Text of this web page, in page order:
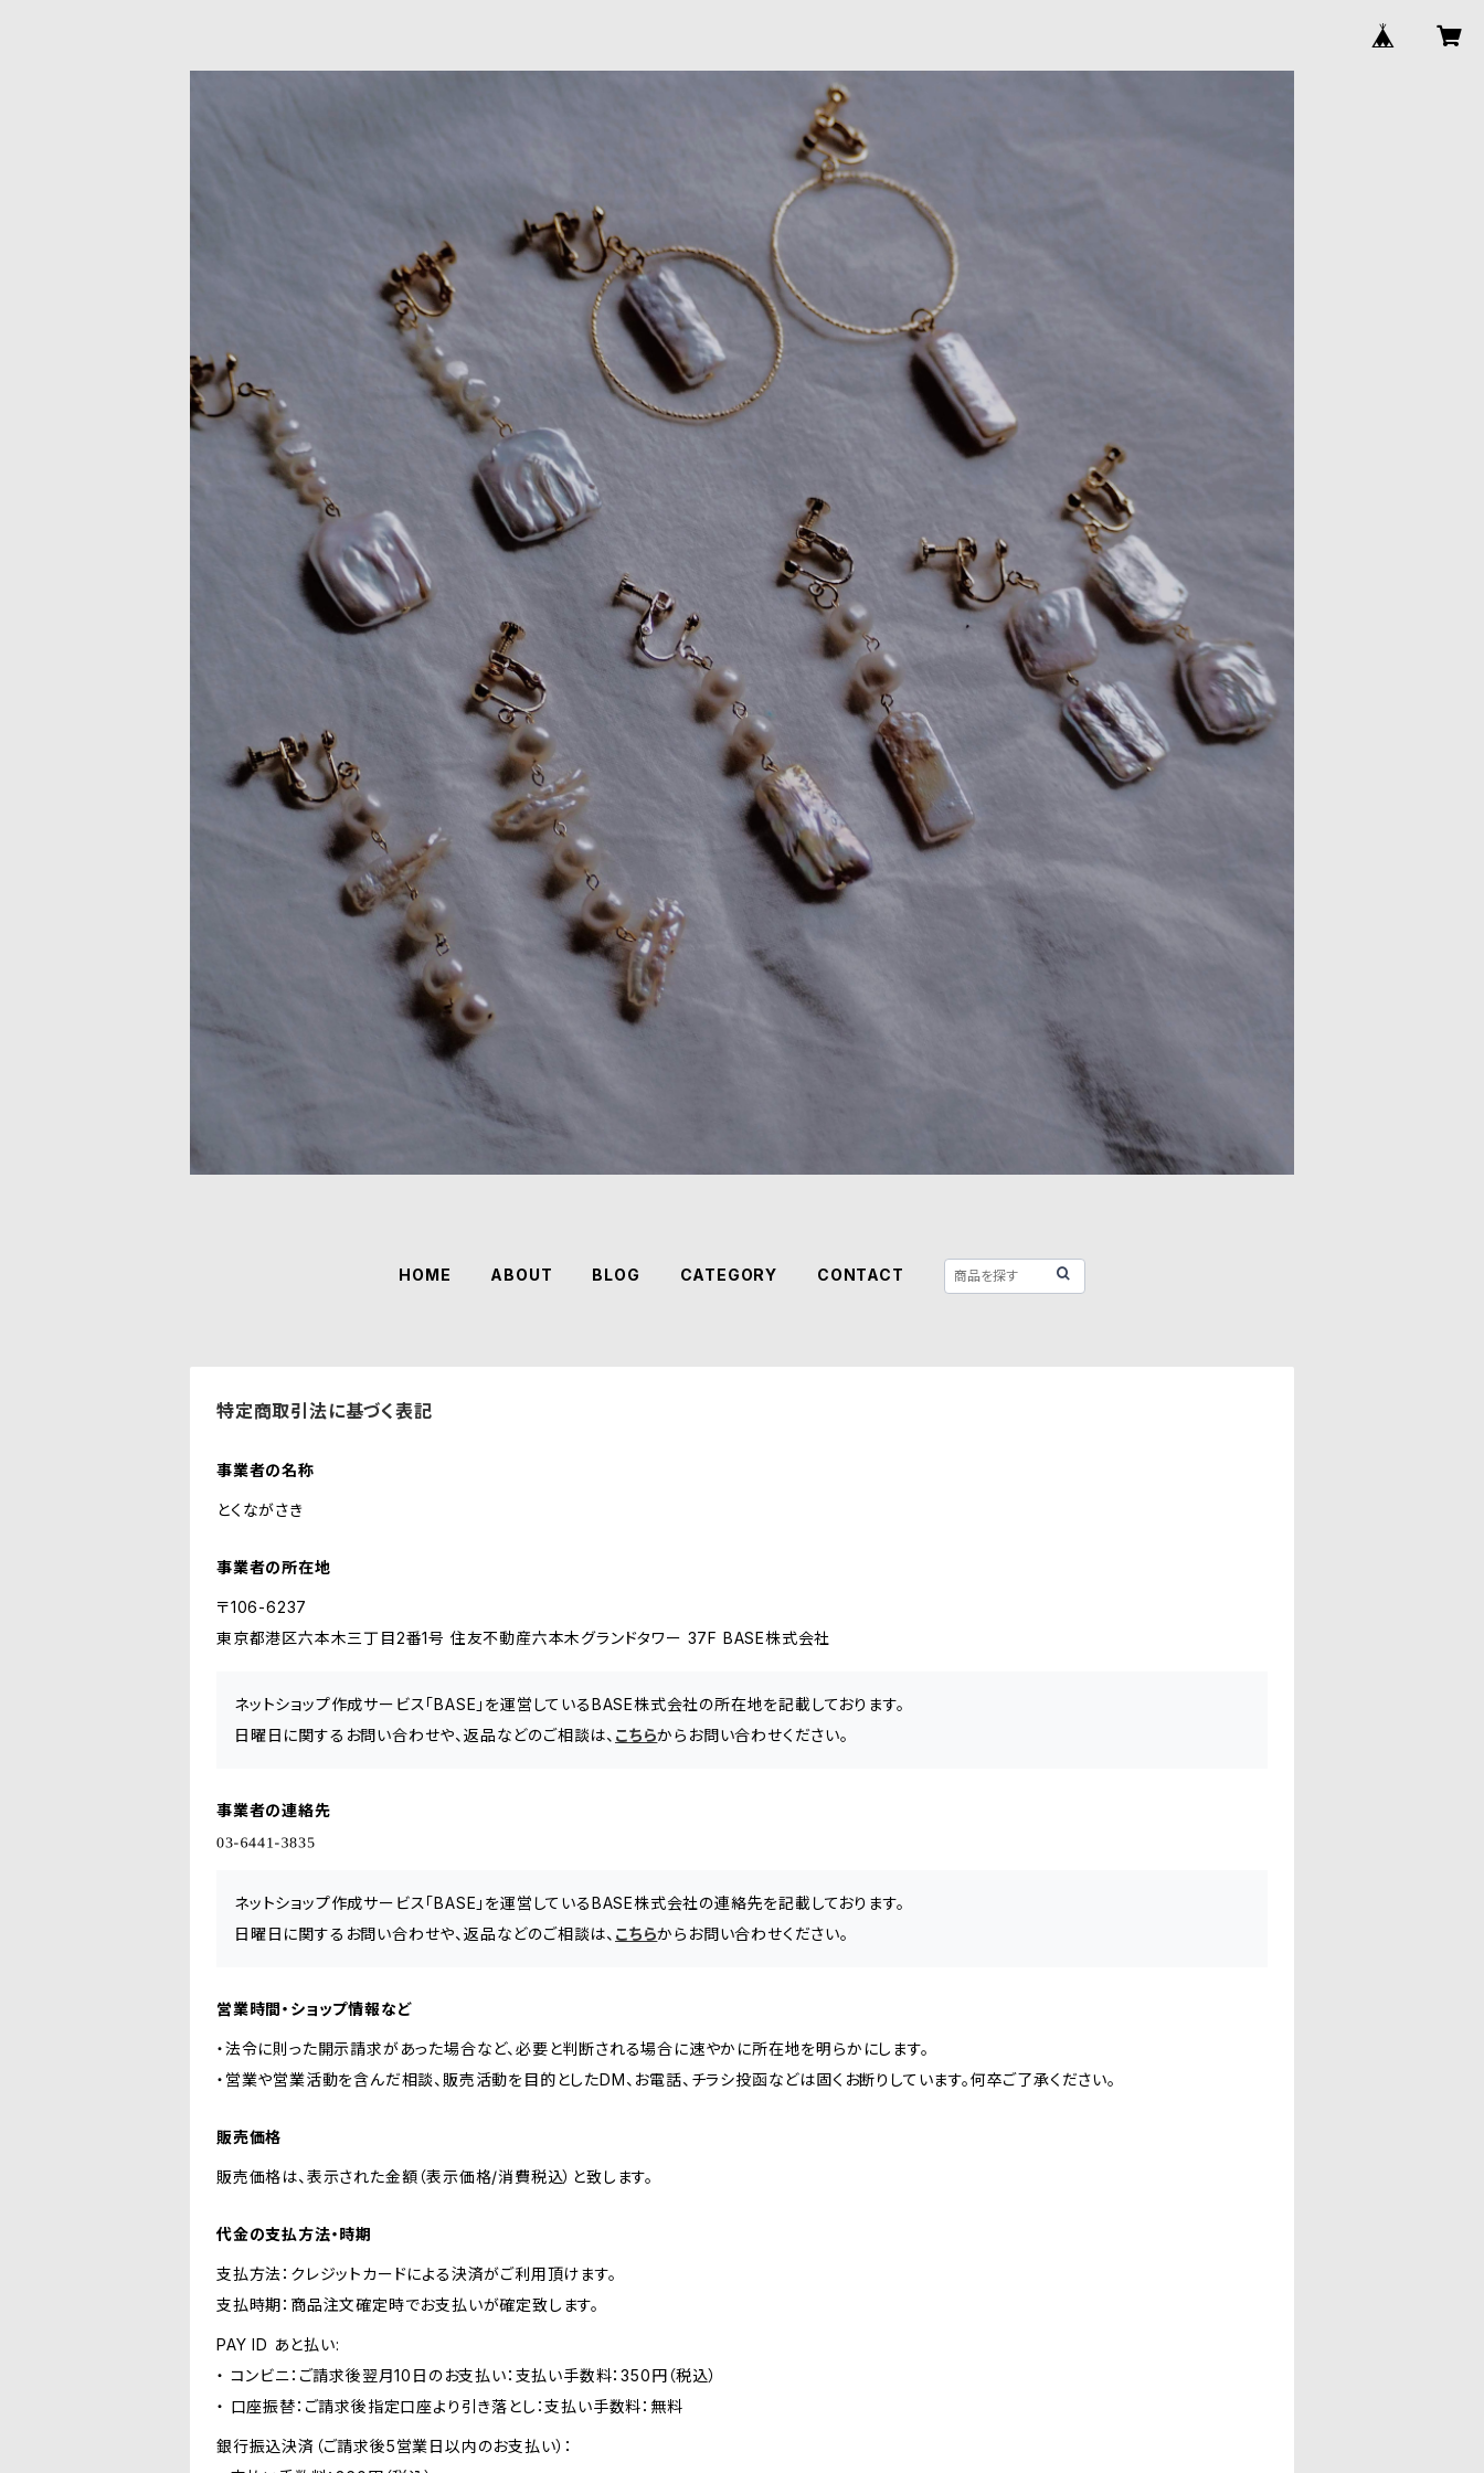
HOME ABOUT BLOG CATEGORY CONTACT
特定商取引法に基づく表記
事業者の名称
とくながさき
事業者の所在地
〒106-6237
東京都港区六本木三丁目2番1号 住友不動産六本木グランドタワー 37F BASE株式会社
ネットショップ作成サービス「BASE」を運営しているBASE株式会社の所在地を記載しております。
日曜日に関するお問い合わせや、返品などのご相談は、 こちらからお問い合わせください。
事業者の連絡先
ネットショップ作成サービス「BASE」を運営しているBASE株式会社の連絡先を記載しております。
日曜日に関するお問い合わせや、返品などのご相談は、 こちらからお問い合わせください。
営業時間・ショップ情報など
・法令に則った開示請求があった場合など、必要と判断される場合に速やかに所在地を明らかにします。
・営業や営業活動を含んだ相談、販売活動を目的としたDM、お電話、チラシ投函などは固くお断りしています。何卒ご了承ください。
販売価格
販売価格は、表示された金額（表示価格/消費税込）と致します。
代金の支払方法・時期
支払方法：クレジットカードによる決済がご利用頂けます。
支払時期：商品注文確定時でお支払いが確定致します。
PAY ID あと払い:
・ コンビニ：ご請求後翌月10日のお支払い：支払い手数料：350円（税込）
・ 口座振替：ご請求後指定口座より引き落とし：支払い手数料：無料
銀行振込決済（ご請求後5営業日以内のお支払い）：